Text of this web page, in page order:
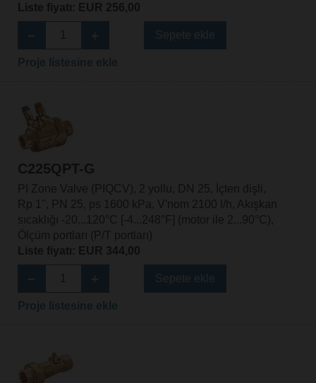
Liste fiyatı: EUR 256,00
C225QPT-G
PI Zone Valve (PIQCV), 2 yollu, DN 25, İçten dişli,
Rp 1", PN 25, ps 1600 kPa, V'nom 2100 l/h, Akışkan
sıcaklığı -20...120°C [-4...248°F] (motor ile 2...90°C),
Ölçüm portları (P/T portları)
Liste fiyatı: EUR 344,00